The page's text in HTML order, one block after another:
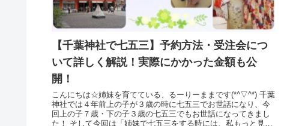
【千葉神社で七五三】予約方法・受注会につ
いて詳しく解説！実際にかかった金額も公
開！
こんにちは☆姉妹を育てている、るーりーままです(*^▽^*) 千葉
神社では４年前上の子が３歳の時に七五三でお世話になり、今
回上の子７歳・下の子３歳の七五三でもお世話になってきまし
た！ そして今回は「姉妹で七五三をする時には、私もっと見